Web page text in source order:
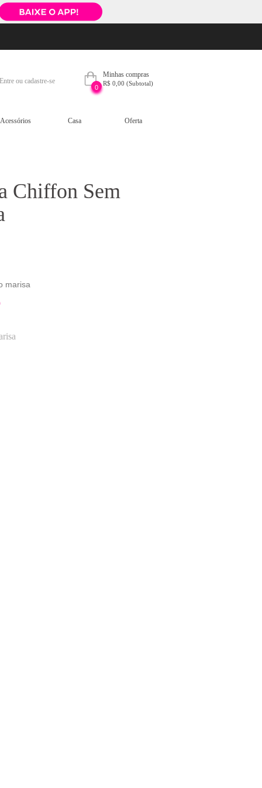
Entre ou cadastre-se
0
Minhas compras
R$ 0,00 (Subtotal)
Acessórios Casa Oferta
Chiffon Sem
marisa